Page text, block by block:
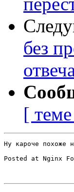
без
[
Ну кароче похоже
Posted at Nginx